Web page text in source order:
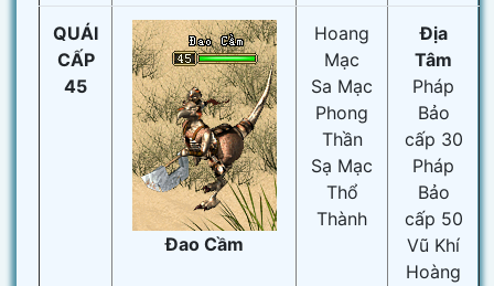
QUÁI
CẤP
45
Đao Cầm
Hoang
Mạc
Sa Mạc
Phong
Thần
Sạ Mạc
Thổ
Thành
Địa
Tâm
Pháp
Bảo
cấp 30
Pháp
Bảo
cấp 50
Vũ Khí
Hoàng